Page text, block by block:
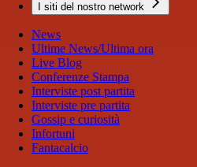
I siti del nostro network
News
Ultime News/Ultima ora
Live Blog
Conferenze Stampa
Interviste post partita
Interviste pre partita
Gossip e curiosità
Infortuni
Fantacalcio